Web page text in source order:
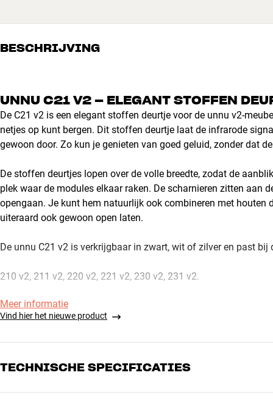
BESCHRIJVING
UNNU C21 V2 – ELEGANT STOFFEN
De C21 v2 is een elegant stoffen deurtje voor de unnu v2-
netjes op kunt bergen. Dit stoffen deurtje laat de infrarode
gewoon door. Zo kun je genieten van goed geluid, zonder dat
De stoffen deurtjes lopen over de volle breedte, zodat de
plek waar de modules elkaar raken. De scharnieren zitten aan
opengaan. Je kunt hem natuurlijk ook combineren met
uiteraard ook gewoon open laten.
De unnu C21 v2 is verkrijgbaar in zwart, wit of zilver en past bij
210 v2, 211 v2, 220 v2, 221 v2, 230 v2, 231 v2.
Meer informatie
Vind hier het nieuwe product
TECHNISCHE SPECIFICATIES